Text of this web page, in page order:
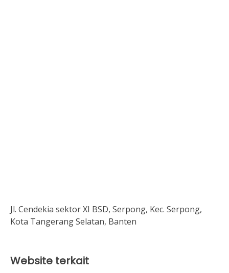
Jl. Cendekia sektor XI BSD, Serpong, Kec. Serpong,
Kota Tangerang Selatan, Banten
Website terkait